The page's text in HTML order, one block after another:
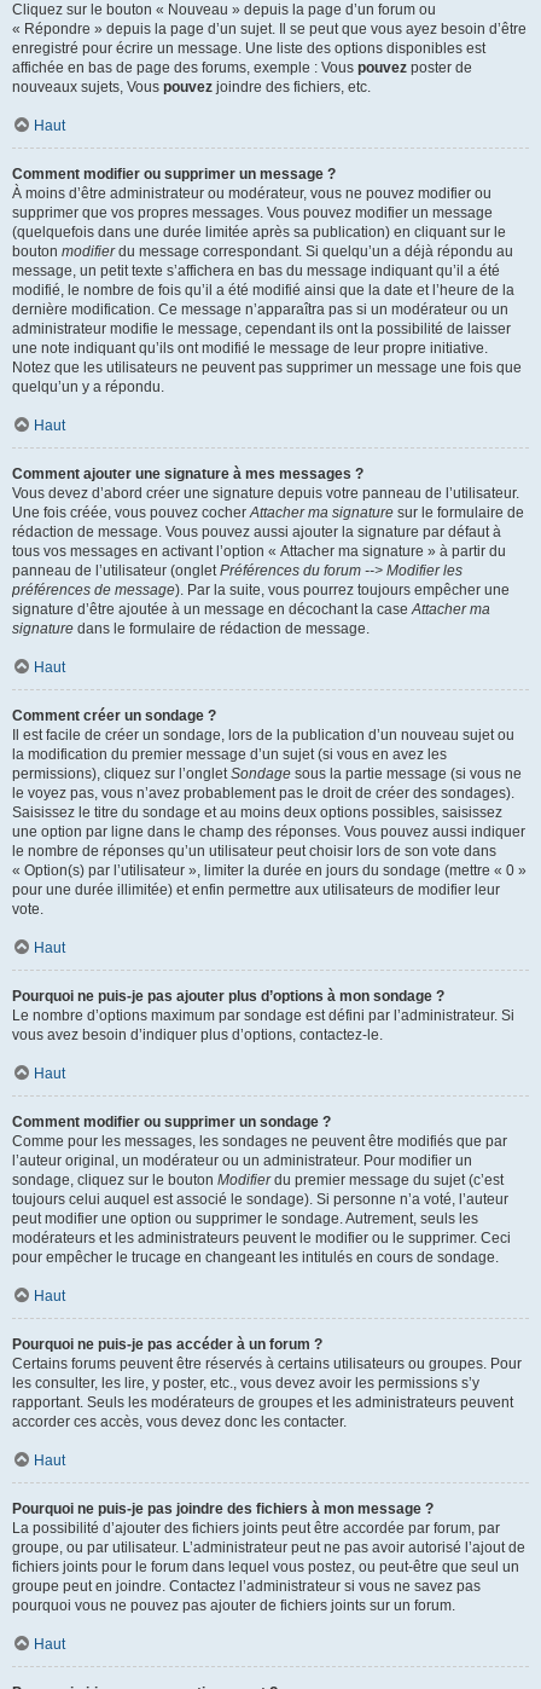
Cliquez sur le bouton « Nouveau » depuis la page d’un forum ou
« Répondre » depuis la page d’un sujet. Il se peut que vous ayez besoin d’être
enregistré pour écrire un message. Une liste des options disponibles est
affichée en bas de page des forums, exemple : Vous pouvez poster de
nouveaux sujets, Vous pouvez joindre des fichiers, etc.
Haut
Comment modifier ou supprimer un message ?
À moins d’être administrateur ou modérateur, vous ne pouvez modifier ou
supprimer que vos propres messages. Vous pouvez modifier un message
(quelquefois dans une durée limitée après sa publication) en cliquant sur le
bouton modifierdu message correspondant. Si quelqu’un a déjà répondu au
message, un petit texte s’affichera en bas du message indiquant qu’il a été
modifié, le nombre de fois qu’il a été modifié ainsi que la date et l’heure de la
dernière modification. Ce message n’apparaîtra pas si un modérateur ou un
administrateur modifie le message, cependant ils ont la possibilité de laisser
une note indiquant qu’ils ont modifié le message de leur propre initiative.
Notez que les utilisateurs ne peuvent pas supprimer un message une fois que
quelqu’un y a répondu.
Haut
Comment ajouter une signature à mes messages ?
Vous devez d’abord créer une signature depuis votre panneau de l’utilisateur.
Une fois créée, vous pouvez cocherAttacher ma signature sur le formulaire de
rédaction de message. Vous pouvez aussi ajouter la signature par défaut à
tous vos messages en activant l’option « Attacher ma signature » à partir du
panneau de l’utilisateur (ongletPréférences du forum --> Modifier les
préférences de message). Par la suite, vous pourrez toujours empêcher une
signature d’être ajoutée à un message en décochant la caseAttacher ma
signature dans le formulaire de rédaction de message.
Haut
Comment créer un sondage ?
Il est facile de créer un sondage, lors de la publication d’un nouveau sujet ou
la modification du premier message d’un sujet (si vous en avez les
permissions), cliquez sur l’ongletSondage sous la partie message (si vous ne
le voyez pas, vous n’avez probablement pas le droit de créer des sondages).
Saisissez le titre du sondage et au moins deux options possibles, saisissez
une option par ligne dans le champ des réponses. Vous pouvez aussi indiquer
le nombre de réponses qu’un utilisateur peut choisir lors de son vote dans
« Option(s) par l’utilisateur », limiter la durée en jours du sondage (mettre « 0 »
pour une durée illimitée) et enfin permettre aux utilisateurs de modifier leur
vote.
Haut
Pourquoi ne puis-je pas ajouter plus d’options à mon sondage ?
Le nombre d’options maximum par sondage est défini par l’administrateur. Si
vous avez besoin d’indiquer plus d’options, contactez-le.
Haut
Comment modifier ou supprimer un sondage ?
Comme pour les messages, les sondages ne peuvent être modifiés que par
l’auteur original, un modérateur ou un administrateur. Pour modifier un
sondage, cliquez sur le bouton Modifierdu premier message du sujet (c’est
toujours celui auquel est associé le sondage). Si personne n’a voté, l’auteur
peut modifier une option ou supprimer le sondage. Autrement, seuls les
modérateurs et les administrateurs peuvent le modifier ou le supprimer. Ceci
pour empêcher le trucage en changeant les intitulés en cours de sondage.
Haut
Pourquoi ne puis-je pas accéder à un forum ?
Certains forums peuvent être réservés à certains utilisateurs ou groupes. Pour
les consulter, les lire, y poster, etc., vous devez avoir les permissions s’y
rapportant. Seuls les modérateurs de groupes et les administrateurs peuvent
accorder ces accès, vous devez donc les contacter.
Haut
Pourquoi ne puis-je pas joindre des fichiers à mon message ?
La possibilité d’ajouter des fichiers joints peut être accordée par forum, par
groupe, ou par utilisateur. L’administrateur peut ne pas avoir autorisé l’ajout de
fichiers joints pour le forum dans lequel vous postez, ou peut-être que seul un
groupe peut en joindre. Contactez l’administrateur si vous ne savez pas
pourquoi vous ne pouvez pas ajouter de fichiers joints sur un forum.
Haut